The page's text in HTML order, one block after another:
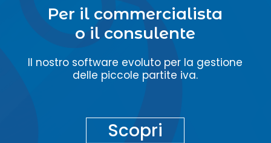
Per il commercialista
o il consulente
Il nostro software evoluto per la gestione
delle piccole partite iva.
Scopri